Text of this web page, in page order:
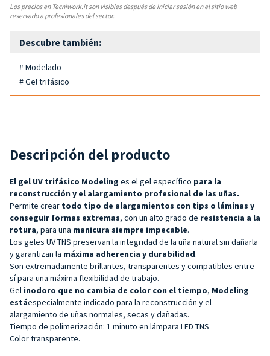
Los precios en Tecniwork.it son visibles después de iniciar sesión en el sitio web
reservado a profesionales del sector.
Descubre también:
# Modelado
# Gel trifásico
Descripción del producto
El gel UV trifásico Modeling es el gel específico para la
reconstrucción y el alargamiento profesional de las uñas.
Permite crear todo tipo de alargamientos con tips o láminas y
conseguir formas extremas, con un alto grado de resistencia a la
rotura, para una manicura siempre impecable.
Los geles UV TNS preservan la integridad de la uña natural sin dañarla
y garantizan la máxima adherencia y durabilidad.
Son extremadamente brillantes, transparentes y compatibles entre
sí para una máxima flexibilidad de trabajo.
Gel inodoro que no cambia de color con el tiempo, Modeling
estáespecialmente indicado para la reconstrucción y el
alargamiento de uñas normales, secas y dañadas.
Tiempo de polimerización: 1 minuto en lámpara LED TNS
Color transparente.